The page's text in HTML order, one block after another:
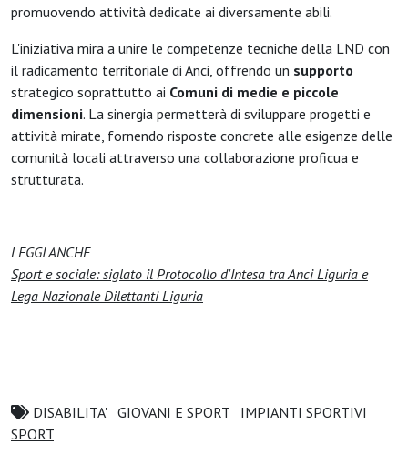
promuovendo attività dedicate ai diversamente abili.
L'iniziativa mira a unire le competenze tecniche della LND con
il radicamento territoriale di Anci, offrendo un supporto
strategico soprattutto ai Comuni di medie e piccole
dimensioni. La sinergia permetterà di sviluppare progetti e
attività mirate, fornendo risposte concrete alle esigenze delle
comunità locali attraverso una collaborazione proficua e
strutturata.
LEGGI ANCHE
Sport e sociale: siglato il Protocollo d'Intesa tra Anci Liguria e
Lega Nazionale Dilettanti Liguria
DISABILITA' GIOVANI E SPORT
IMPIANTI SPORTIVI
SPORT